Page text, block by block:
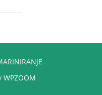
WPZOOM